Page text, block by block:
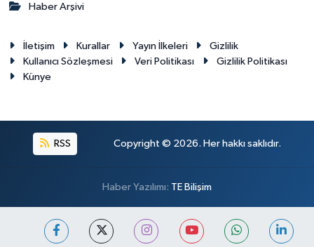
Haber Arşivi
İletişim Kurallar Yayın İlkeleri
Gizlilik
Kullanıcı Sözleşmesi
Veri Politikası
Gizlilik Politikası
Künye
RSS Copyright © 2026. Her hakkı saklıdır.
Haber Yazılımı: TE Bilişim